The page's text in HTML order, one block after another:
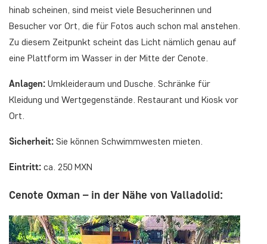
hinab scheinen, sind meist viele Besucherinnen und
Besucher vor Ort, die für Fotos auch schon mal anstehen.
Zu diesem Zeitpunkt scheint das Licht nämlich genau auf
eine Plattform im Wasser in der Mitte der Cenote.
Anlagen: Umkleideraum und Dusche. Schränke für
Kleidung und Wertgegenstände. Restaurant und Kiosk vor
Ort.
Sicherheit: Sie können Schwimmwesten mieten.
Eintritt: ca. 250 MXN
Cenote Oxman – in der Nähe von Valladolid: